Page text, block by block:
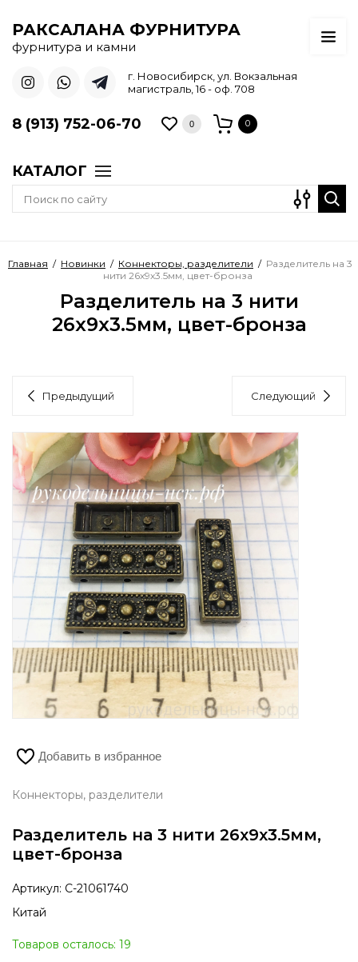
РАКСАЛАНА ФУРНИТУРА
фурнитура и камни
г. Новосибирск, ул. Вокзальная
магистраль, 16 - оф. 708
8 (913) 752-06-70 0 0
КАТАЛОГ
Главная / Новинки / Коннекторы, разделители / Разделитель на 3
нити 26х9х3.5мм, цвет-бронза
Разделитель на 3 нити
26х9х3.5мм, цвет-бронза
Предыдущий Следующий
Добавить в избранное
Коннекторы, разделители
Разделитель на 3 нити 26х9х3.5мм,
цвет-бронза
Артикул: С-21061740
Китай
Товаров осталось: 19